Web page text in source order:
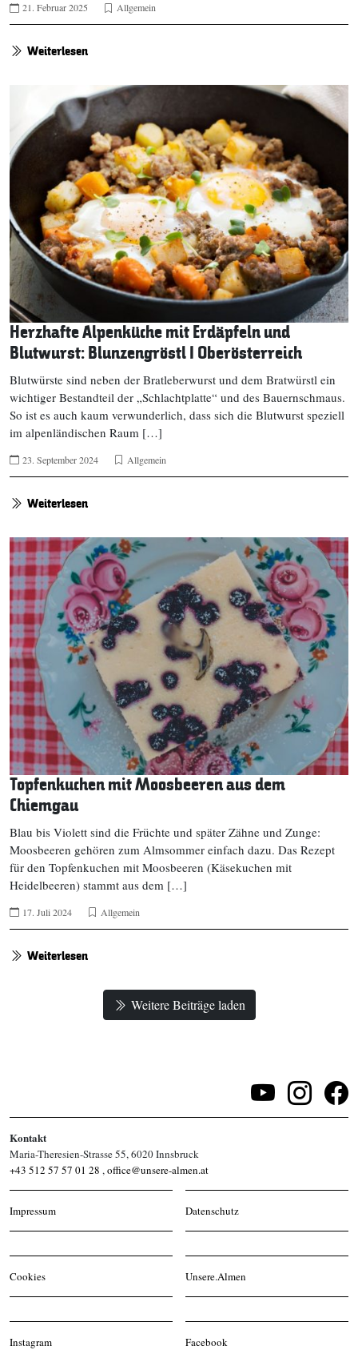
21. Februar 2025 Allgemein
Weiterlesen
Herzhafte Alpenküche mit Erdäpfeln und
Blutwurst: Blunzengröstl I Oberösterreich
Blutwürste sind neben der Bratleberwurst und dem Bratwürstl ein
wichtiger Bestandteil der „Schlachtplatte“ und des Bauernschmaus.
So ist es auch kaum verwunderlich, dass sich die Blutwurst speziell
im alpenländischen Raum […]
23. September 2024 Allgemein
Weiterlesen
Topfenkuchen mit Moosbeeren aus dem
Chiemgau
Blau bis Violett sind die Früchte und später Zähne und Zunge:
Moosbeeren gehören zum Almsommer einfach dazu. Das Rezept
für den Topfenkuchen mit Moosbeeren (Käsekuchen mit
Heidelbeeren) stammt aus dem […]
17. Juli 2024 Allgemein
Weiterlesen
Weitere Beiträge laden
Kontakt
Maria-Theresien-Strasse 55, 6020 Innsbruck
+43 512 57 57 01 28 ,office@unsere-almen.at
Impressum Datenschutz
Cookies Unsere.Almen
Instagram Facebook